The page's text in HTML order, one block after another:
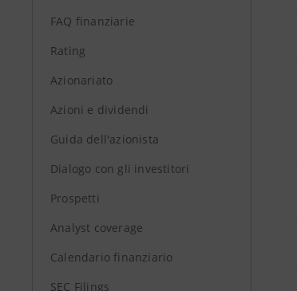
FAQ finanziarie
Rating
Azionariato
Azioni e dividendi
Guida dell'azionista
Dialogo con gli investitori
Prospetti
Analyst coverage
Calendario finanziario
SEC Filings